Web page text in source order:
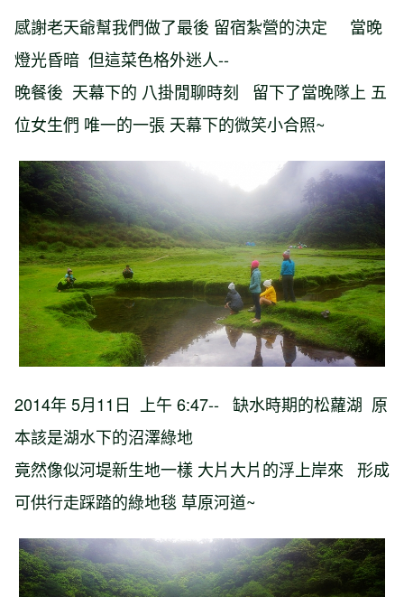
感謝老天爺幫我們做了最後 留宿紮營的決定 當晚
燈光昏暗 但這菜色格外迷人--
晚餐後 天幕下的 八掛閒聊時刻 留下了當晚隊上 五
位女生們 唯一的一張 天幕下的微笑小合照~
2014年 5月11日 上午 6:47-- 缺水時期的松蘿湖 原
本該是湖水下的沼澤綠地
竟然像似河堤新生地一樣 大片大片的浮上岸來 形成
可供行走踩踏的綠地毯 草原河道~